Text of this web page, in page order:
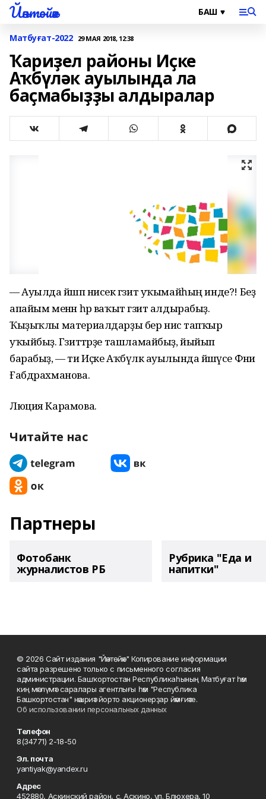
Йәнтөйәк
Матбуғат-2022 29 МАЯ 2018, 12:38
Ҡариҙел районы Иҫке
Аҡбүләк ауылында ла
баҫмабыҙҙы алдыралар
— Ауылда йәшәп нисек гәзит уҡымайһың инде?! Беҙ
апайым менән һәр ваҡыт гәзит алдырабыҙ.
Ҡыҙыҡлы материалдарҙы бер нисә тапҡыр
уҡыйбыҙ. Гәзиттәрҙе ташламайбыҙ, йыйып
барабыҙ, — ти Иҫке Аҡбүләк ауылында йәшәүсе Фәниә
Ғабдрахманова.
Люция Карамова.
Читайте нас
Партнеры
Фотобанк
журналистов РБ
Рубрика "Еда и
напитки"
© 2026 Сайт издания "Йәнтөйәк" Копирование информации
сайта разрешено только с письменного согласия
администрации. Башҡортостан Республикаһының Матбуғат һәм
киң мәғлүмәт саралары агентлығы һәм "Республика
Башкортостан" нәшриәт йорто акционерҙар йәмғиәте.
Об использовании персональных данных
Телефон
8(34771) 2-18-50
Эл. почта
yantiyak@yandex.ru
Адрес
452880, Аскинский район, с. Аскино, ул. Блюхера, 10